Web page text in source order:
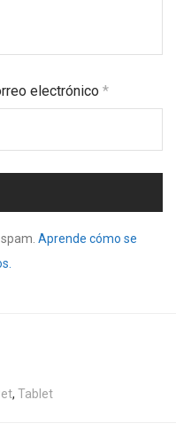
electrónico*
Aprende cómo se
, Tablet